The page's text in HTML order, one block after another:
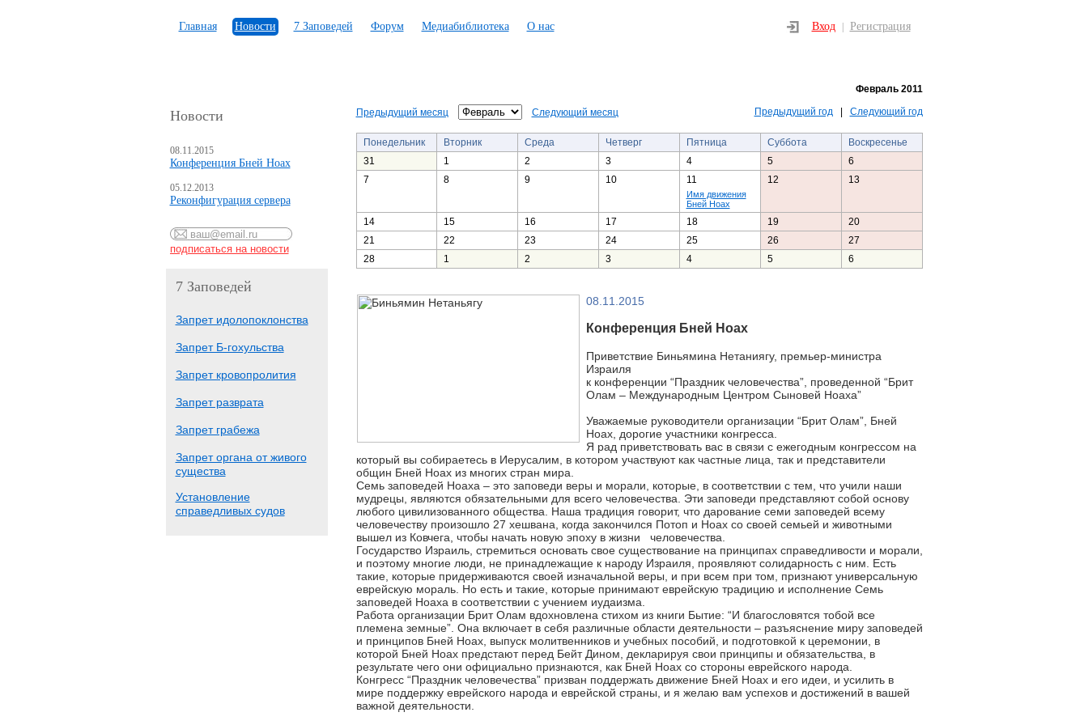
Главная Новости 7 Заповедей Форум Медиабиблиотека О нас Вход Регистрация
Новости
08.11.2015
Конференция Бней Ноах
05.12.2013
Реконфигурация сервера
7 Заповедей
Запрет идолопоклонства
Запрет Б-гохульства
Запрет кровопролития
Запрет разврата
Запрет грабежа
Запрет органа от живого
существа
Установление
справедливых судов
Февраль 2011
Предыдущий месяц Следующий месяц Предыдущий год| Следующий год
Понедельник Вторник Среда Четверг Пятница Суббота
Воскресенье
31
1 2 3 4 5
6
7
8 9 10 11
Имя движения
Бней Ноах
12 13
14 15 16 17 18 19
20
21
22 23 24 25 26
27
28
1 2 3 4 5 6
08.11.2015
Конференция Бней Ноах
Приветствие Биньямина Нетаниягу, премьер-министра
Израиля
к конференции “Праздник человечества”, проведенной “Брит
Олам – Международным Центром Сыновей Ноаха”
Уважаемые руководители организации “Брит Олам”, Бней
Ноах, дорогие участники конгресса.
Я рад приветствовать вас в связи с ежегодным конгрессом на
который вы собираетесь в Иерусалим, в котором участвуют как частные лица, так и представители
общин Бней Ноах из многих стран мира.
Семь заповедей Ноаха – это заповеди веры и морали, которые, в соответствии с тем, что учили наши
мудрецы, являются обязательными для всего человечества. Эти заповеди представляют собой основу
любого цивилизованного общества. Наша традиция говорит, что дарование семи заповедей всему
человечеству произошло 27 хешвана, когда закончился Потоп и Ноах со своей семьей и животными
вышел из Ковчега, чтобы начать новую эпоху в жизни человечества.
Государство Израиль, стремиться основать свое существование на принципах справедливости и морали,
и поэтому многие люди, не принадлежащие к народу Израиля, проявляют солидарность с ним. Есть
такие, которые придерживаются своей изначальной веры, и при всем при том, признают универсальную
еврейскую мораль. Но есть и такие, которые принимают еврейскую традицию и исполнение Семь
заповедей Ноаха в соответствии с учением иудаизма.
Работа организации Брит Олам вдохновлена стихом из книги Бытие: “И благословятся тобой все
племена земные”. Она включает в себя различные области деятельности – разъяснение миру заповедей
и принципов Бней Ноах, выпуск молитвенников и учебных пособий, и подготовкой к церемонии, в
которой Бней Ноах предстают перед Бейт Дином, декларируя свои принципы и обязательства, в
результате чего они официально признаются, как Бней Ноах со стороны еврейского народа.
Конгресс “Праздник человечества” призван поддержать движение Бней Ноах и его идеи, и усилить в
мире поддержку еврейского народа и еврейской страны, и я желаю вам успехов и достижений в вашей
важной деятельности.